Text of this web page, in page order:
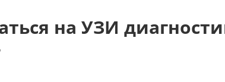
на УЗИ